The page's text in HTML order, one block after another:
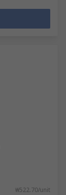
₩522.70/unit